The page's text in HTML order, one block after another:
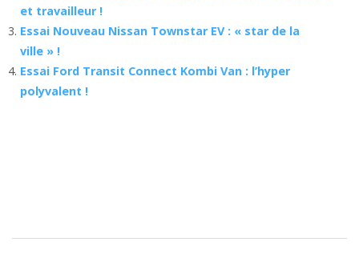
et travailleur !
Essai Nouveau Nissan Townstar EV : « star de la
ville » !
Essai Ford Transit Connect Kombi Van : l’hyper
polyvalent !